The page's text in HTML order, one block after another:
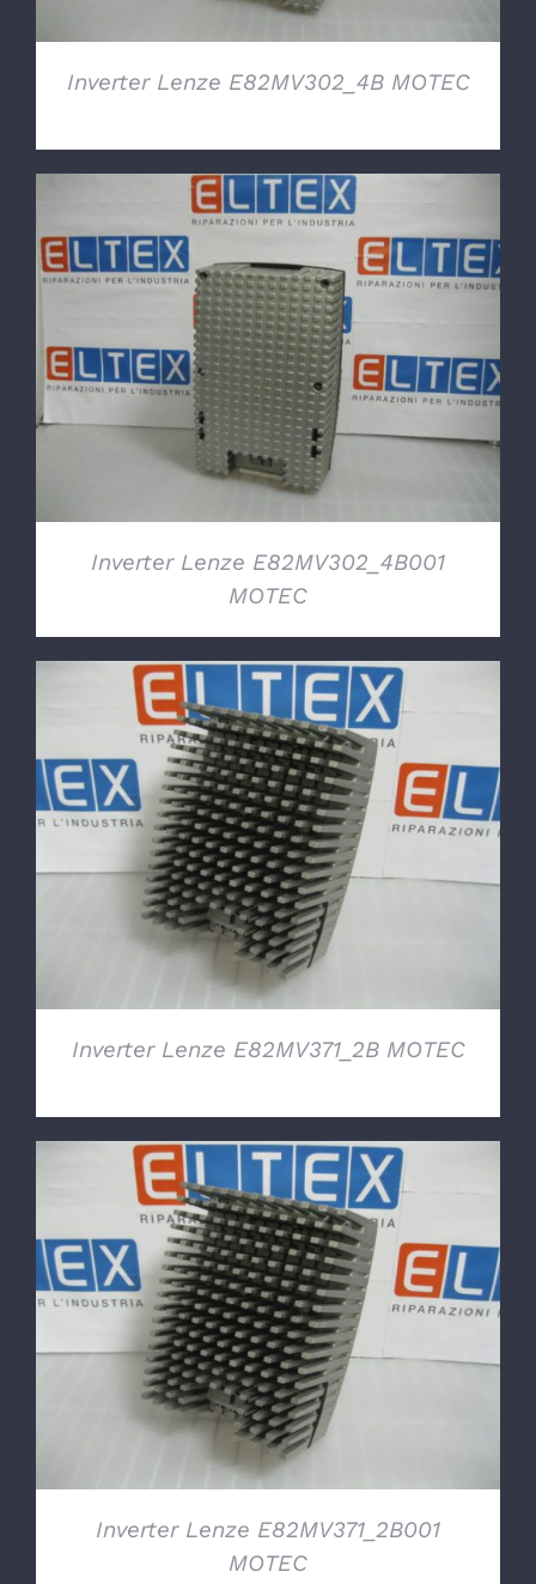
Inverter Lenze E82MV302_4B MOTEC
DETTAGLI
Inverter Lenze E82MV302_4B001
MOTEC
DETTAGLI
Inverter Lenze E82MV371_2B MOTEC
DETTAGLI
Inverter Lenze E82MV371_2B001
MOTEC